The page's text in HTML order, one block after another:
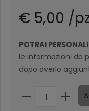
Oltre 12
€ 5,00 /
POTRAI
le informazioni da
dopo averlo